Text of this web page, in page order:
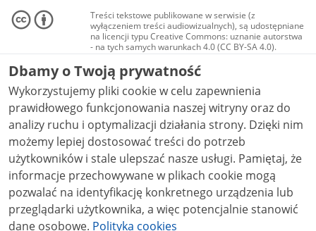
Treści tekstowe publikowane w serwisie (z
wyłączeniem treści audiowizualnych), są udostępniane
na licencji typu Creative Commons: uznanie autorstwa
- na tych samych warunkach 4.0 (CC BY-SA 4.0).
Materiały audiowizualne, w tym zdjęcia, materiały
audio i wideo, są udostępniane na licencji typu
Creative Commons: uznanie autorstwa użycie
niekomercyjne - bez utworów zależnych 4.0 (CC BY-
NC-ND 4.0), o ile nie jest to stwierdzone inaczej.
Dbamy o Twoją prywatność
Wykorzystujemy pliki cookie w celu zapewnienia
prawidłowego funkcjonowania naszej witryny oraz do
analizy ruchu i optymalizacji działania strony. Dzięki nim
możemy lepiej dostosować treści do potrzeb
użytkowników i stale ulepszać nasze usługi. Pamiętaj, że
informacje przechowywane w plikach cookie mogą
pozwalać na identyfikację konkretnego urządzenia lub
przeglądarki użytkownika, a więc potencjalnie stanowić
dane osobowe. Polityka cookies